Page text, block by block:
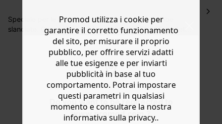
Do you want to be redirected to
www.promod.com ?
decorrere dalla data dell’avvenuta ricezione.
Aiuto
Speciale per le più alte! Curve valorizzate e gambe
slanciate. Questo jeans skinny push up ERNEST modella i
glutei e allunga la silhouette. Un capo must-have del
guardaroba, molto amato per la sua lunghezza di gamba!
Vita media. Denim elasticizzato super confortevole.
Bottone a chiodo e zip. 5 tasche. Passanti per cintura.
Questo jeans da donna contiene cotone proveniente da
agricoltura biologica, coltivato senza pesticidi,
fertilizzanti chimici né OGM.
Promod utilizza i cookie per
garantire il corretto funzionamento
del sito, per misurare il proprio
pubblico, per offrire servizi adatti
alle tue esigenze e per inviarti
pubblicità in base al tuo
comportamento. Potrai impostare
questi parametri in qualsiasi
momento e consultare la nostra
informativa sulla privacy..